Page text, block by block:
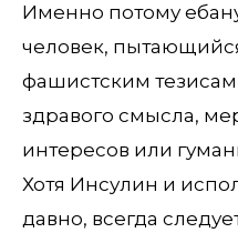
Именно потому
человек,
фашистским тезисам
здравого смысла,
интересов или
Хотя Инсулин и
давно, всегда